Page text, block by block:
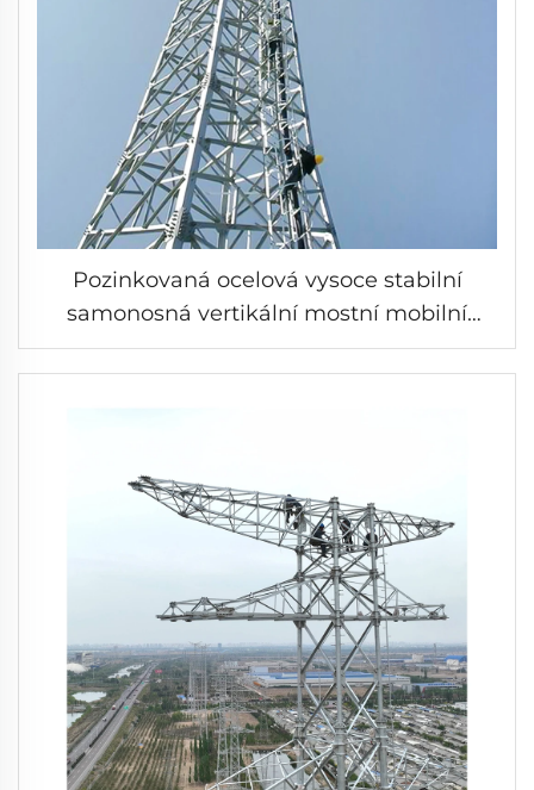
Pozinkovaná ocelová vysoce stabilní
samonosná vertikální mostní mobilní
telefonní věž